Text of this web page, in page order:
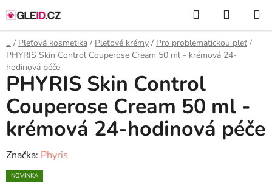
na
obsah
Hledat
KOŠÍK
Domů
/ Pleťová kosmetika / Pleťové krémy / Pro problematickou pleť /
PHYRIS Skin Control Couperose Cream 50 ml - krémová 24-
hodinová péče
PHYRIS Skin Control
Couperose Cream 50 ml -
krémová 24-hodinová péče
Značka: Phyris
NOVINKA